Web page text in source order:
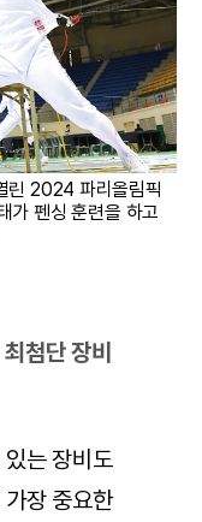
린 2024 파리올림픽
가 펜싱 훈련을 하고
첨단 장비
는 장비도
장 중요한